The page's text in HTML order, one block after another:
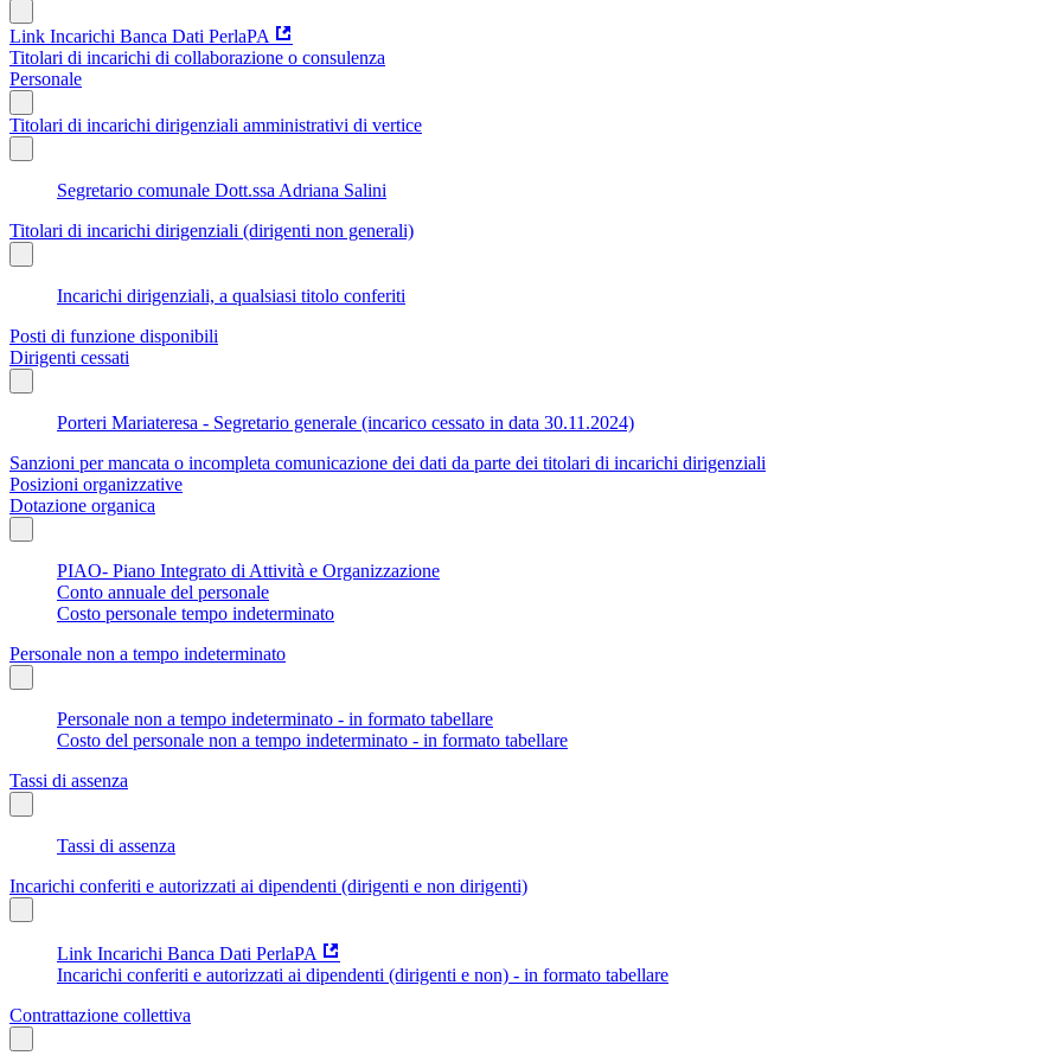
Link Incarichi Banca Dati PerlaPA
Titolari di incarichi di collaborazione o consulenza
Personale
Titolari di incarichi dirigenziali amministrativi di vertice
Segretario comunale Dott.ssa Adriana Salini
Titolari di incarichi dirigenziali (dirigenti non generali)
Incarichi dirigenziali, a qualsiasi titolo conferiti
Posti di funzione disponibili
Dirigenti cessati
Porteri Mariateresa - Segretario generale (incarico cessato in data 30.11.2024)
Sanzioni per mancata o incompleta comunicazione dei dati da parte dei titolari di incarichi dirigenziali
Posizioni organizzative
Dotazione organica
PIAO- Piano Integrato di Attività e Organizzazione
Conto annuale del personale
Costo personale tempo indeterminato
Personale non a tempo indeterminato
Personale non a tempo indeterminato - in formato tabellare
Costo del personale non a tempo indeterminato - in formato tabellare
Tassi di assenza
Tassi di assenza
Incarichi conferiti e autorizzati ai dipendenti (dirigenti e non dirigenti)
Link Incarichi Banca Dati PerlaPA
Incarichi conferiti e autorizzati ai dipendenti (dirigenti e non) - in formato tabellare
Contrattazione collettiva